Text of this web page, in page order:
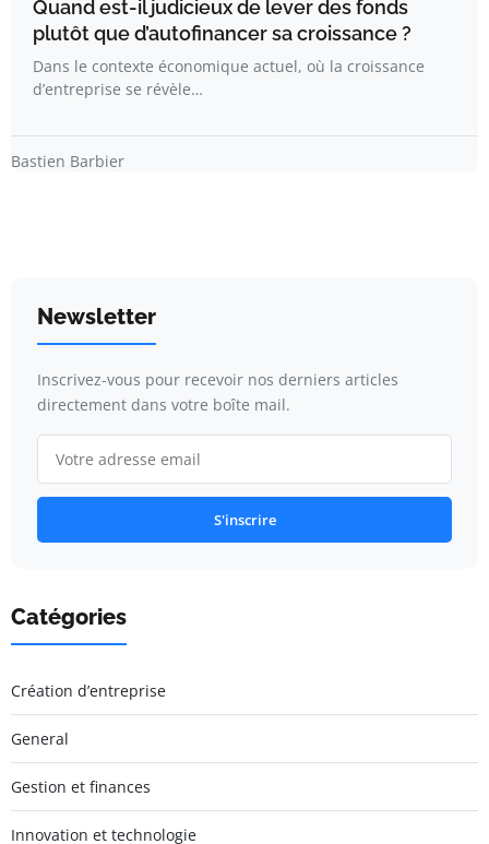
Quand est-il judicieux de lever des fonds
plutôt que d’autofinancer sa croissance ?
Dans le contexte économique actuel, où la croissance
d’entreprise se révèle…
Bastien Barbier
Newsletter
Inscrivez-vous pour recevoir nos derniers articles
directement dans votre boîte mail.
S'inscrire
Catégories
Création d’entreprise
General
Gestion et finances
Innovation et technologie